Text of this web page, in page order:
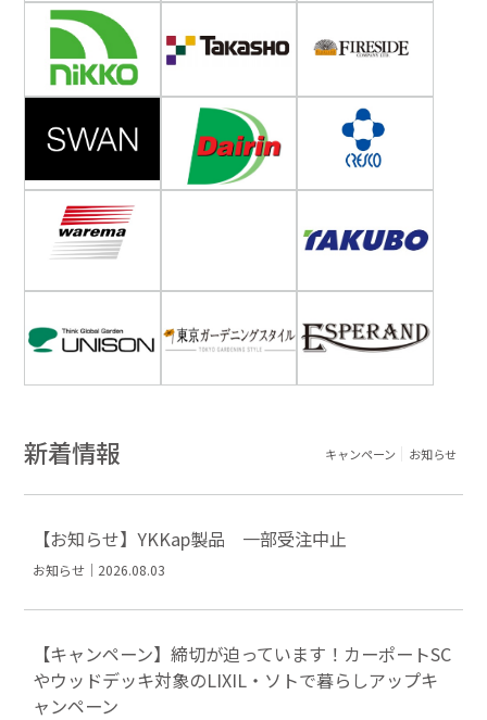
新着情報 キャンペーン お知らせ
【お知らせ】YKKap製品 一部受注中止
お知らせ｜2026.08.03
【キャンペーン】締切が迫っています！カーポートSC
やウッドデッキ対象のLIXIL・ソトで暮らしアップキ
ャンペーン